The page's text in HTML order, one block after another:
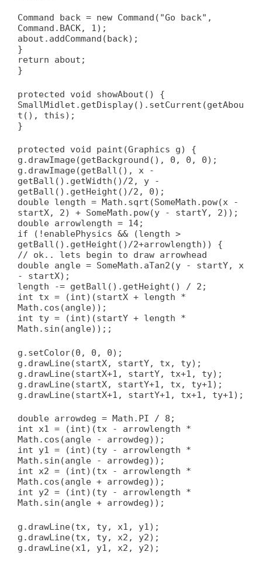
Command back = new Command("Go back",
Command.BACK, 1);
about.addCommand(back);
}
return about;
}
protected void showAbout() {
SmallMidlet.getDisplay().setCurrent(getAbou
t(), this);
}
protected void paint(Graphics g) {
g.drawImage(getBackground(), 0, 0, 0);
g.drawImage(getBall(), x -
getBall().getWidth()/2, y -
getBall().getHeight()/2, 0);
double length = Math.sqrt(SomeMath.pow(x -
startX, 2) + SomeMath.pow(y - startY, 2));
double arrowlength = 14;
if (!enablePhysics && (length >
getBall().getHeight()/2+arrowlength)) {
// ok.. lets begin to draw arrowhead
double angle = SomeMath.aTan2(y - startY, x
- startX);
length -= getBall().getHeight() / 2;
int tx = (int)(startX + length *
Math.cos(angle));
int ty = (int)(startY + length *
Math.sin(angle));;
g.setColor(0, 0, 0);
g.drawLine(startX, startY, tx, ty);
g.drawLine(startX+1, startY, tx+1, ty);
g.drawLine(startX, startY+1, tx, ty+1);
g.drawLine(startX+1, startY+1, tx+1, ty+1);
double arrowdeg = Math.PI / 8;
int x1 = (int)(tx - arrowlength *
Math.cos(angle - arrowdeg));
int y1 = (int)(ty - arrowlength *
Math.sin(angle - arrowdeg));
int x2 = (int)(tx - arrowlength *
Math.cos(angle + arrowdeg));
int y2 = (int)(ty - arrowlength *
Math.sin(angle + arrowdeg));
g.drawLine(tx, ty, x1, y1);
g.drawLine(tx, ty, x2, y2);
g.drawLine(x1, y1, x2, y2);